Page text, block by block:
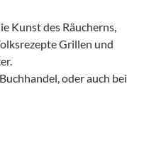
Kunst des Räucherns,
Grillen und
oder auch bei